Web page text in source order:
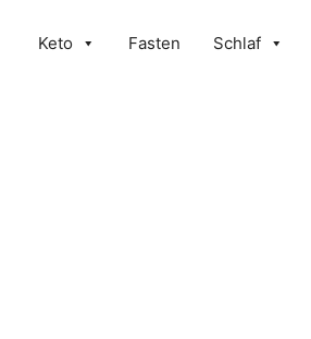
Keto Fasten Schlaf